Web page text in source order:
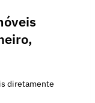
diretamente